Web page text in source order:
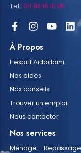
Tel : 04 96 16 10 06
À Propos
L’esprit Aidadomi
Nos aides
Nos conseils
Trouver un emploi
Nous contacter
Nos services
Ménage – Repassage